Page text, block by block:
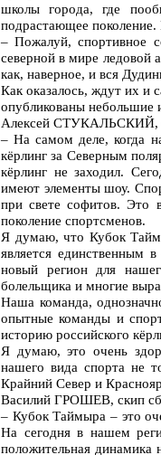
школы города, где
подрастающее поколение.
– Пожалуй, спортивное
северной в мире ледовой
как, наверное, и вся
Как оказалось, ждут их и
опубликованы небольшие
Алексей СТУКАЛЬСКИЙ,
– На самом деле, когда
кёрлинг за Северным
кёрлинг не заходил.
имеют элементы шоу.
при свете софитов. Это
поколение спортсменов.
Я думаю, что Кубок
является единственным
новый регион для
болельщика и многие
Наша команда,
опытные команды и
историю российского
Я думаю, это очень
нашего вида спорта не
Крайний Север и
Василий ГРОШЕВ, скип
– Кубок Таймыра – это
На сегодня в нашем
положительная динамика